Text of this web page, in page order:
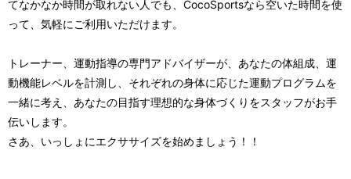
てなかなか時間が取れない人でも、CocoSportsなら空いた時間を使
って、気軽にご利用いただけます。
トレーナー、運動指導の専門アドバイザーが、あなたの体組成、運
動機能レベルを計測し、それぞれの身体に応じた運動プログラムを
一緒に考え、あなたの目指す理想的な身体づくりをスタッフがお手
伝いします。
さあ、いっしょにエクササイズを始めましょう！！